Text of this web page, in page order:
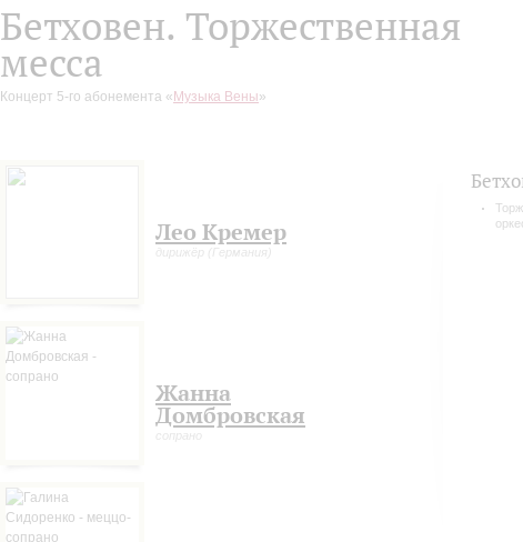
Бетховен. Торжественная
месса
Концерт 5-го абонемента « Музыка Вены»
Лео Кремер
дирижёр (Германия)
Жанна
Домбровская
сопрано